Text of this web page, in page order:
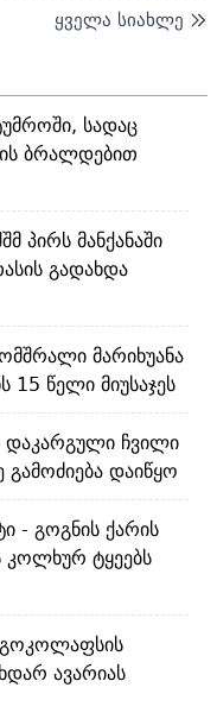
ყველა სიახლე
სადაც
ბრალდებით
პირს მანქანაში
გადახდა
მარიხუანა
15 წელი მიუსაჯეს
დაკარგული ჩვილი
გამოძიება დაიწყო
- გოგნის ქარის
ტყეებს
ავარიას